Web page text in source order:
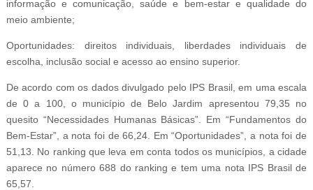
informação e comunicação, saúde e bem-estar e qualidade do
meio ambiente;
Oportunidades: direitos individuais, liberdades individuais de
escolha, inclusão social e acesso ao ensino superior.
De acordo com os dados divulgado pelo IPS Brasil, em uma escala
de 0 a 100, o município de Belo Jardim apresentou 79,35 no
quesito “Necessidades Humanas Básicas”. Em “Fundamentos do
Bem-Estar”, a nota foi de 66,24. Em “Oportunidades”, a nota foi de
51,13. No ranking que leva em conta todos os municípios, a cidade
aparece no número 688 do ranking e tem uma nota IPS Brasil de
65,57.